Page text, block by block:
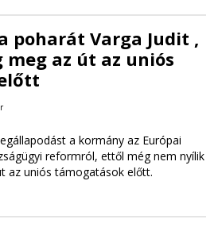
poharát Varga Judit ,
az út az uniós
a kormány az Európai
reformról, ettől még nem nyílik
az uniós támogatások előtt.